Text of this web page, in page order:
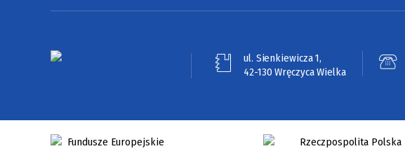
ul. Sienkiewicza 1,
42-130 Wręczyca Wielka